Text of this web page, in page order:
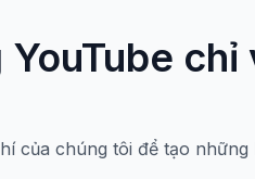
của chúng tôi để tạo những